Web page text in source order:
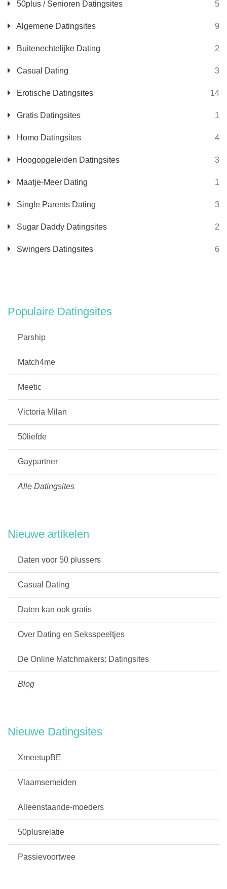
50plus / Senioren Datingsites 5
Algemene Datingsites 9
Buitenechtelijke Dating 2
Casual Dating 3
Erotische Datingsites 14
Gratis Datingsites 1
Homo Datingsites 4
Hoogopgeleiden Datingsites 3
Maatje-Meer Dating 1
Single Parents Dating 3
Sugar Daddy Datingsites 2
Swingers Datingsites 6
Populaire Datingsites
Parship
Match4me
Meetic
Victoria Milan
50liefde
Gaypartner
Alle Datingsites
Nieuwe artikelen
Daten voor 50 plussers
Casual Dating
Daten kan ook gratis
Over Dating en Seksspeeltjes
De Online Matchmakers: Datingsites
Blog
Nieuwe Datingsites
XmeetupBE
Vlaamsemeiden
Alleenstaande-moeders
50plusrelatie
Passievoortwee